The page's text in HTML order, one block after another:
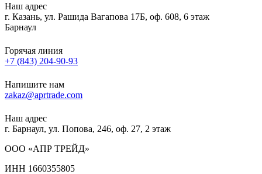
Наш адрес
г. Казань, ул. Рашида Вагапова 17Б, оф. 608, 6 этаж
Барнаул
Горячая линия
+7 (843) 204-90-93
Напишите нам
zakaz@aprtrade.com
Наш адрес
г. Барнаул, ул. Попова, 246, оф. 27, 2 этаж
ООО «АПР ТРЕЙД»
ИНН 1660355805